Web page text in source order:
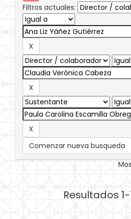
Filtros actuales:
Comenzar nueva busqueda
Resultados 1-